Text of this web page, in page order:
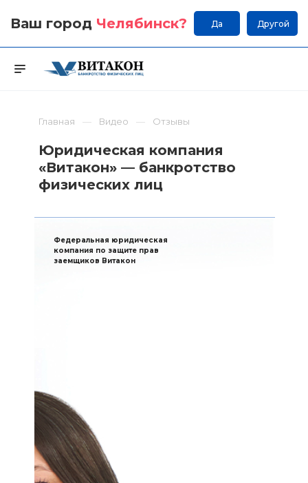
Ваш город Челябинск? Да Другой
Главная Видео Отзывы
Юридическая компания
«Витакон» — банкротство
физических лиц
Федеральная юридическая
компания по защите прав
заемщиков Витакон